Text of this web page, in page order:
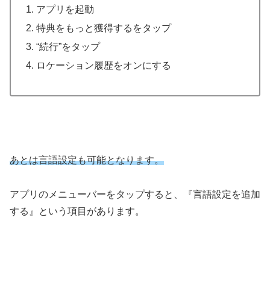
アプリを起動
特典をもっと獲得するをタップ
“続行”をタップ
ロケーション履歴をオンにする
あとは言語設定も可能となります。
アプリのメニューバーをタップすると、『言語設定を追加
する』という項目があります。